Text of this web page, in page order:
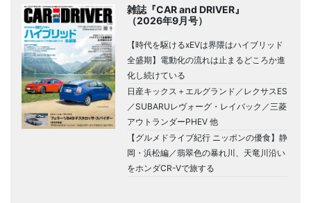
雑誌『CAR and DRIVER』
（2026年9月号）
【時代を駆けるxEVは界隈はハイブリッド
全盛期】電動化の流れは止まるどころか進
化し続けている
日産キックス＋エルグランド／レクサスES
／SUBARUレヴォーグ・レイバック／三菱
アウトランダーPHEV 他
【グルメドライブ紀行 ニッポンの優食】静
岡・浜松編／翡翠色の暴れ川、天竜川沿い
をホンダCR-Vで旅する